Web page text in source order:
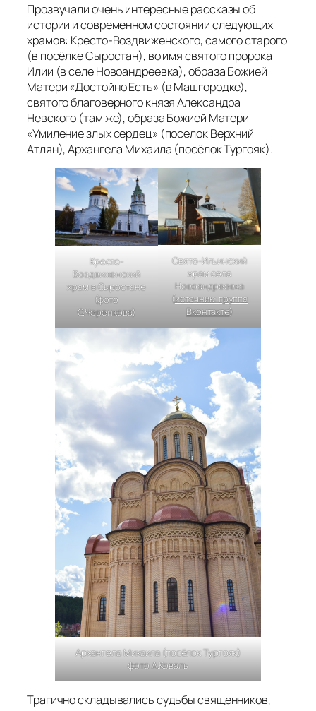
Прозвучали очень интересные рассказы об
истории и современном состоянии следующих
храмов: Кресто-Воздвиженского, самого старого
(в посёлке Сыростан), во имя святого пророка
Илии (в селе Новоандреевка), образа Божией
Матери «Достойно Есть» (в Машгородке),
святого благоверного князя Александра
Невского (там же), образа Божией Матери
«Умиление злых сердец» (поселок Верхний
Атлян), Архангела Михаила (посёлок Тургояк).
Кресто-
Воздвиженский
храм в Сыростане
(фото
С.Черенкова)
Свято-Ильинский
храм села
Новоандреевка
(источник: группа
Вконтакте)
Архангела Михаила (посёлок Тургояк)
фото А.Коваль
Трагично складывались судьбы священников,